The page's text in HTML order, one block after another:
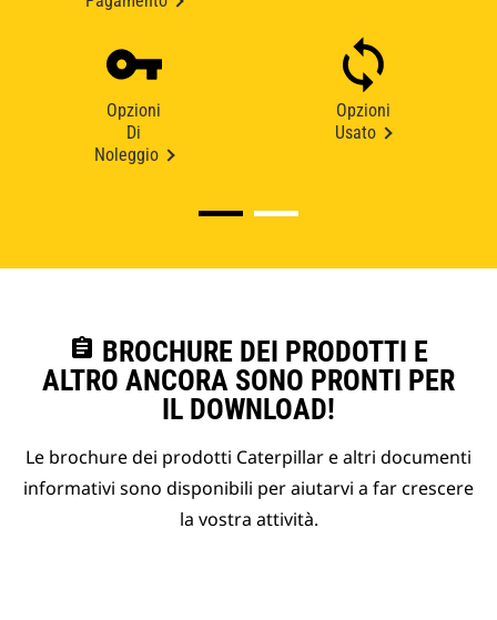
Opzioni
Di
Noleggio
Opzioni
Usato
assignment BROCHURE DEI PRODOTTI E
ALTRO ANCORA SONO PRONTI PER
IL DOWNLOAD!
Le brochure dei prodotti Caterpillar e altri documenti
informativi sono disponibili per aiutarvi a far crescere
la vostra attività.